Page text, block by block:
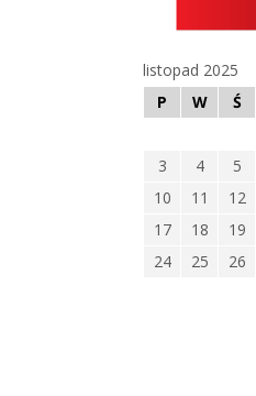
listopad 2025
P
W Ś
3
4 5
10
11 12
17
18 19
24
25 26